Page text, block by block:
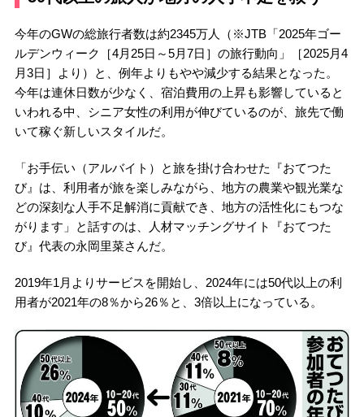
今年のGWの総旅行者数は約2345万人（※JTB「2025年ゴー
ルデンウィーク［4月25日～5月7日］の旅行動向」［2025月4
月3日］より）と、例年よりもやや減少する結果となった。
今年は連休日数が少なく、宿泊費用の上昇も影響していると
いわれる中、シニア女性の利用が伸びているのが、旅先で働
いて稼ぐ新しいスタイルだ。
「お手伝い（アルバイト）と旅を掛け合わせた『おてつた
び』は、利用者が旅を楽しみながら、地方の農業や観光業な
どの深刻な人手不足解消に貢献でき、地方の活性化にもつな
がります」と話すのは、人材マッチングサイト『おてつた
び』代表の永岡里菜さんだ。
2019年1月よりサービスを開始し、2024年には50代以上の利
用者が2021年の8％から26％と、3倍以上になっている。